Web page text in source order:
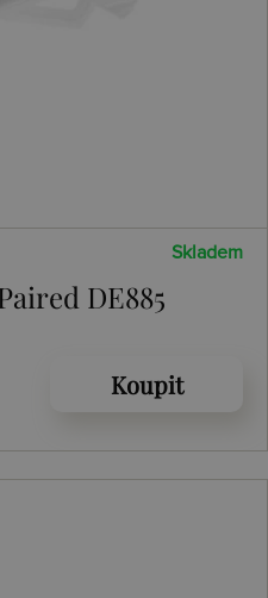
Skladem
DE885
Koupit